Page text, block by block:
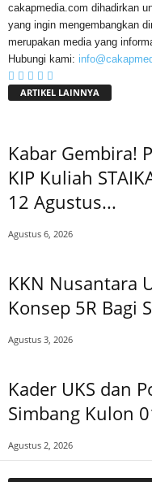
cakapmedia.com dihadirkan
yang ingin mengembangkan
merupakan media yang
Hubungi kami:
ARTIKEL LAINNYA
Kabar Gembira!
KIP Kuliah
12 Agustus...
Agustus 6, 2026
KKN Nusantara
Konsep 5R Bagi
Agustus 3, 2026
Kader UKS dan
Simbang Kulon
Agustus 2, 2026